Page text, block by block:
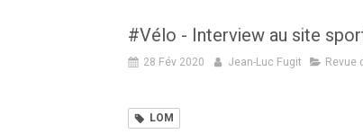
#Vélo - Interview au site
28 Fév 2020 Jean-Luc Fugit Revue
LOM